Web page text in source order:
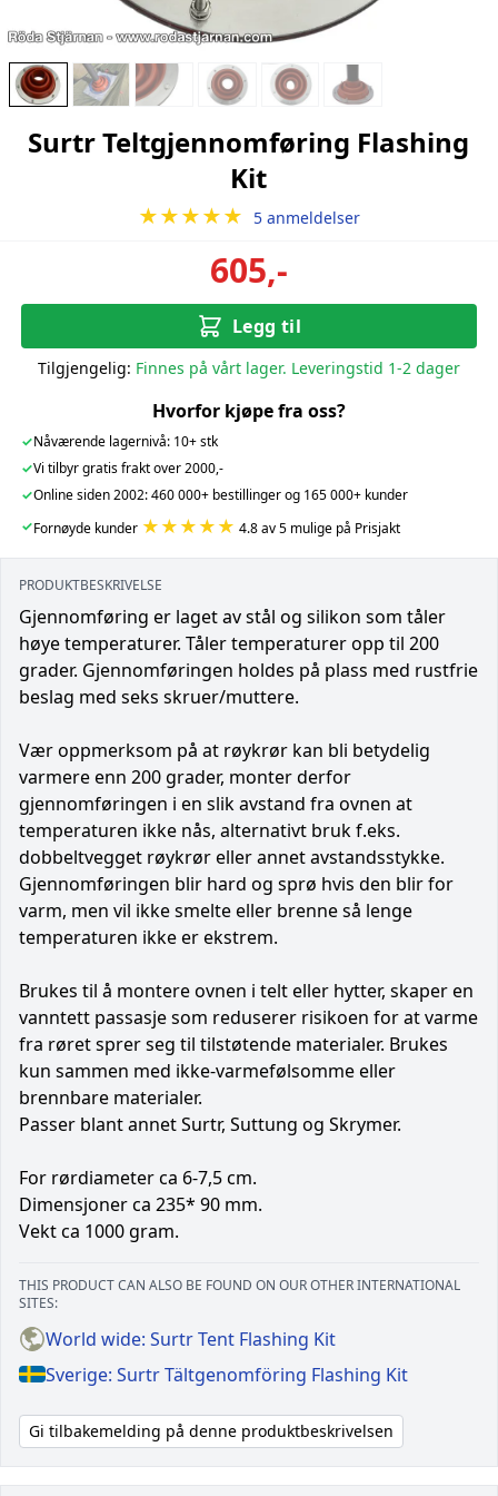
Surtr Teltgjennomføring Flashing
Kit
★★★★★ 5 anmeldelser
605,-
Legg til
Tilgjengelig: Finnes på vårt lager. Leveringstid 1-2 dager
Hvorfor kjøpe fra oss?
✓Nåværende lagernivå: 10+ stk
✓Vi tilbyr gratis frakt over 2000,-
✓Online siden 2002: 460 000+ bestillinger og 165 000+ kunder
✓Fornøyde kunder ★★★★★ 4.8 av 5 mulige på Prisjakt
PRODUKTBESKRIVELSE
Gjennomføring er laget av stål og silikon som tåler
høye temperaturer. Tåler temperaturer opp til 200
grader. Gjennomføringen holdes på plass med rustfrie
beslag med seks skruer/muttere.
Vær oppmerksom på at røykrør kan bli betydelig
varmere enn 200 grader, monter derfor
gjennomføringen i en slik avstand fra ovnen at
temperaturen ikke nås, alternativt bruk f.eks.
dobbeltvegget røykrør eller annet avstandsstykke.
Gjennomføringen blir hard og sprø hvis den blir for
varm, men vil ikke smelte eller brenne så lenge
temperaturen ikke er ekstrem.
Brukes til å montere ovnen i telt eller hytter, skaper en
vanntett passasje som reduserer risikoen for at varme
fra røret sprer seg til tilstøtende materialer. Brukes
kun sammen med ikke-varmefølsomme eller
brennbare materialer.
Passer blant annet Surtr, Suttung og Skrymer.
For rørdiameter ca 6-7,5 cm.
Dimensjoner ca 235* 90 mm.
Vekt ca 1000 gram.
THIS PRODUCT CAN ALSO BE FOUND ON OUR OTHER INTERNATIONAL
SITES:
World wide: Surtr Tent Flashing Kit
Sverige: Surtr Tältgenomföring Flashing Kit
Gi tilbakemelding på denne produktbeskrivelsen